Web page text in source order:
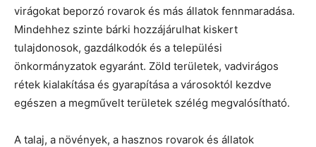
virágokat beporzó rovarok és más állatok fennmaradása.
Mindehhez szinte bárki hozzájárulhat kiskert
tulajdonosok, gazdálkodók és a települési
önkormányzatok egyaránt. Zöld területek, vadvirágos
rétek kialakítása és gyarapítása a városoktól kezdve
egészen a megművelt területek szélég megvalósítható.
A talaj, a növények, a hasznos rovarok és állatok